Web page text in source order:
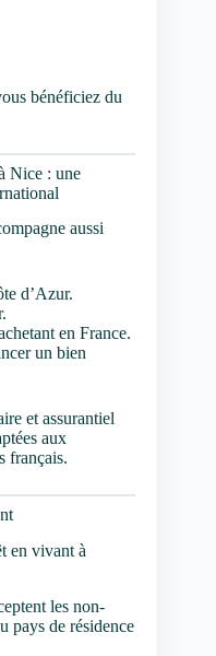
bénéficiez du
Nice : une
aussi
d’Azur.
en France.
un bien
et assurantiel
aux
français.
en vivant à
les non-
pays de résidence